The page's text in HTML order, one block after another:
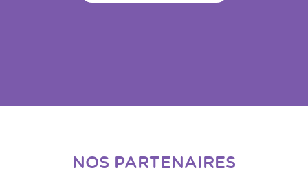
NOS PARTENAIRES